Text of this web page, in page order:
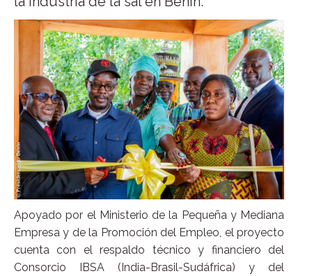
Apoyado por el Ministerio de la Pequeña y Mediana
Empresa y de la Promoción del Empleo, el proyecto
cuenta con el respaldo técnico y financiero del
Consorcio IBSA (India-Brasil-Sudáfrica) y del